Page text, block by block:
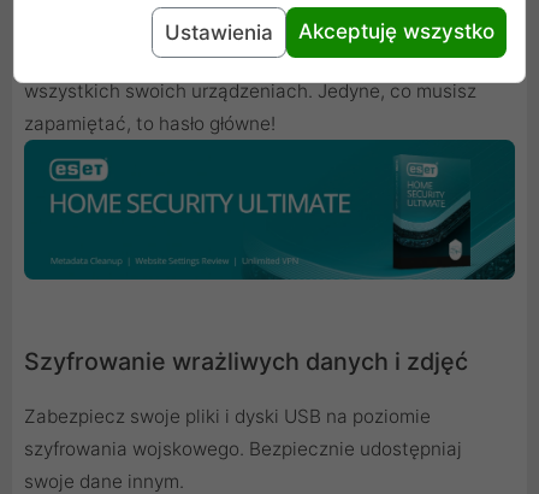
Bezpiecznie przechowuj, organizuj i generuj hasła na
wszystkich swoich urządzeniach. Jedyne, co musisz
zapamiętać, to hasło główne!
Szyfrowanie wrażliwych danych i zdjęć
Zabezpiecz swoje pliki i dyski USB na poziomie
szyfrowania wojskowego. Bezpiecznie udostępniaj
swoje dane innym.
Ustawienia Akceptuję wszystko